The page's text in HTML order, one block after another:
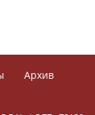
Архив